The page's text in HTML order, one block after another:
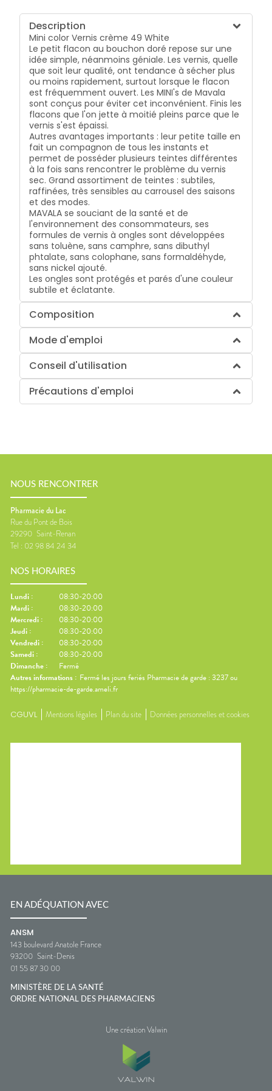
Description
Mini color Vernis crème 49 White
Le petit flacon au bouchon doré repose sur une
idée simple, néanmoins géniale. Les vernis, quelle
que soit leur qualité, ont tendance à sécher plus
ou moins rapidement, surtout lorsque le flacon
est fréquemment ouvert. Les MINI's de Mavala
sont conçus pour éviter cet inconvénient. Finis les
flacons que l'on jette à moitié pleins parce que le
vernis s'est épaissi.
Autres avantages importants : leur petite taille en
fait un compagnon de tous les instants et
permet de posséder plusieurs teintes différentes
à la fois sans rencontrer le problème du vernis
sec. Grand assortiment de teintes : subtiles,
raffinées, très sensibles au carrousel des saisons
et des modes.
MAVALA se souciant de la santé et de
l'environnement des consommateurs, ses
formules de vernis à ongles sont développées
sans toluène, sans camphre, sans dibuthyl
phtalate, sans colophane, sans formaldéhyde,
sans nickel ajouté.
Les ongles sont protégés et parés d'une couleur
subtile et éclatante.
Composition
Mode d'emploi
Conseil d'utilisation
Précautions d'emploi
NOUS RENCONTRER
Pharmacie du Lac
Rue du Pont de Bois
29290 Saint-Renan
Tel : 02 98 84 24 34
NOS HORAIRES
Lundi :
08:30-20:00
Mardi :
08:30-20:00
Mercredi :
08:30-20:00
Jeudi :
08:30-20:00
Vendredi :
08:30-20:00
Samedi :
08:30-20:00
Dimanche :
Fermé
Autres informations : Fermé les jours feriés Pharmacie de garde : 3237 ou
https://pharmacie-de-garde.ameli.fr
CGUVL Mentions légales Plan du site Données personnelles et cookies
EN ADÉQUATION AVEC
ANSM
143 boulevard Anatole France
93200 Saint-Denis
01 55 87 30 00
MINISTÈRE DE LA SANTÉ
ORDRE NATIONAL DES PHARMACIENS
Une création Valwin